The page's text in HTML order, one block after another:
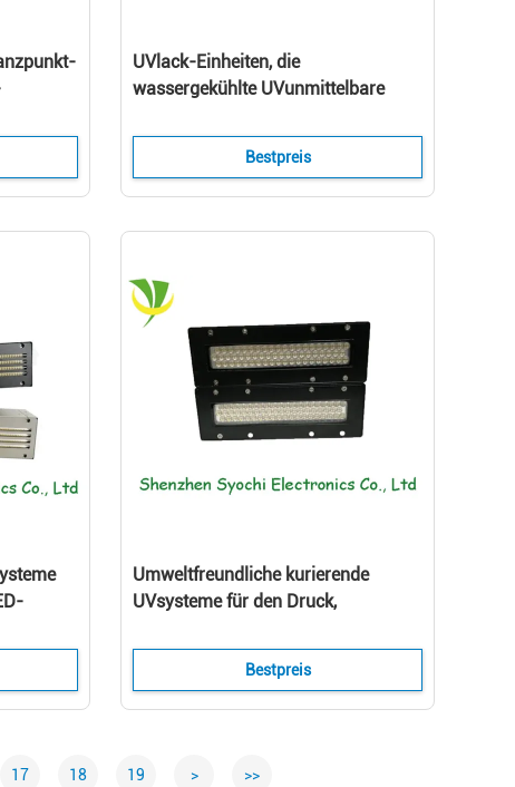
UVlack-Einheiten, die
wassergekühlte UVunmittelbare
System-20000 kurieren
Bestpreis
Umweltfreundliche kurierende
UVsysteme für den Druck,
Bestpreis
17 18 19 > >>